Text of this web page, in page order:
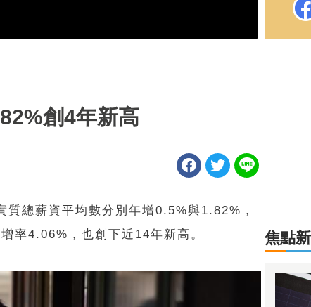
創4年新高
總薪資平均數分別年增0.5%與1.82%，
率4.06%，也創下近14年新高。
焦點